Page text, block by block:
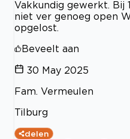
Vakkundig gewerkt. Bij
niet ver genoeg open
opgelost.
Beveelt aan
30 May 2025
Fam. Vermeulen
Tilburg
delen